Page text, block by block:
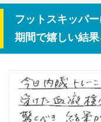
フットスキッパ
期間で嬉しい結果